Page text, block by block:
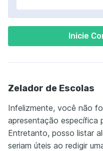
Inicie
Zelador de Escolas
Infelizmente, você não
apresentação específica
Entretanto, posso listar
seriam úteis ao redigir